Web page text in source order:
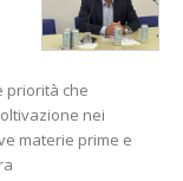
priorità che
nei
materie prime e